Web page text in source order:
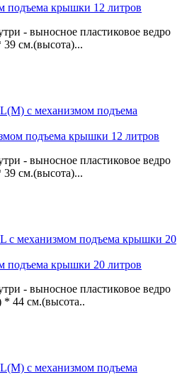
подъема крышки 12 литров
- выносное пластиковое ведро
см.(высота)...
подъема крышки 12 литров
- выносное пластиковое ведро
см.(высота)...
подъема крышки 20 литров
- выносное пластиковое ведро
* 44 см.(высота..